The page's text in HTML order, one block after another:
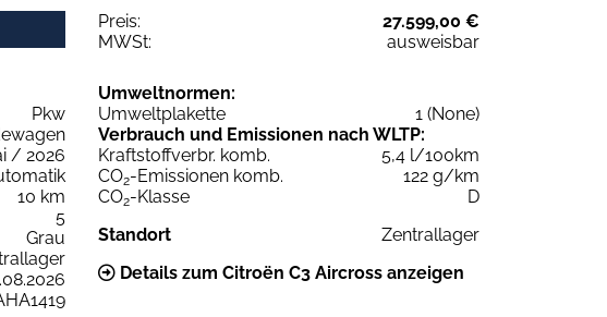
Preis:
27.599,00 €
MWSt:
ausweisbar
Pkw
/ 2026
10 km
5
Grau
Umweltnormen:
Umweltplakette
1 (None)
Verbrauch und Emissionen nach WLTP:
Kraftstoffverbr. komb.
5,4 l/100km
CO2-Emissionen komb.
122 g/km
CO2-Klasse
D
Standort
Zentrallager
Details zum Citroën C3 Aircross anzeigen